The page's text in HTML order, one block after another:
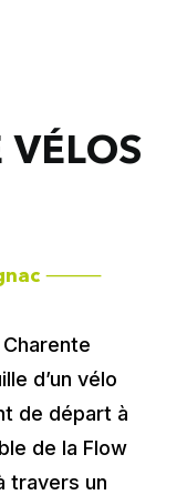
VÉLOS
⸻
d’un vélo
de départ à
de la Flow
travers un